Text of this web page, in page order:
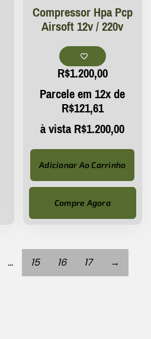
Compressor Hpa Pcp
Airsoft 12v / 220v
R$1.200,00
Parcele em 12x de
R$121,61
à vistaR$1.200,00
Adicionar Ao Carrinho
Compre Agora
… 15 16 17 →